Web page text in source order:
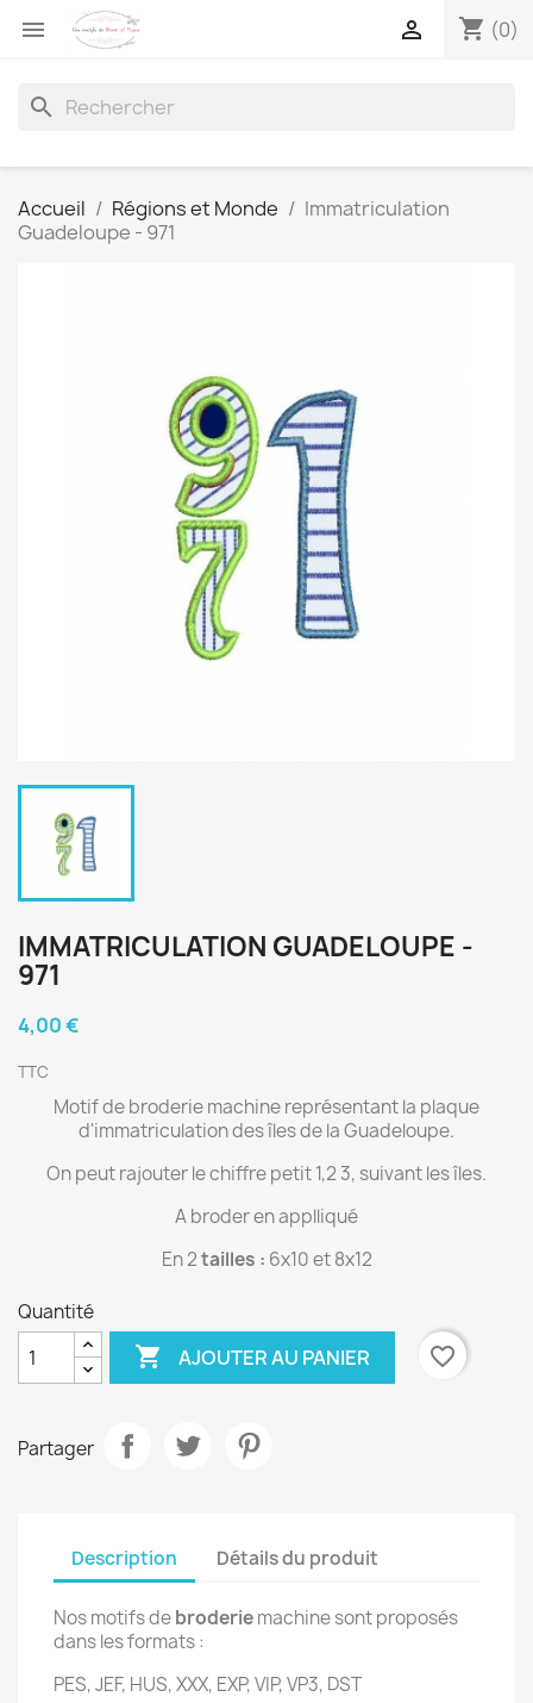
 shopping_cart (0)

search
Accueil Régions et Monde
Immatriculation
Guadeloupe - 971
IMMATRICULATION GUADELOUPE -
971
4,00 €
TTC
Motif de broderie machine représentant la plaque
d'immatriculation des îles de la Guadeloupe.
On peut rajouter le chiffre petit 1,2 3, suivant les îles.
A broder en applliqué
En 2tailles : 6x10 et 8x12
Quantité
 AJOUTER AU PANIER favorite_border
Partager
Description Détails du produit
Nos motifs debroderiemachine sont proposés
dans les formats :
PES, JEF, HUS, XXX, EXP, VIP, VP3, DST